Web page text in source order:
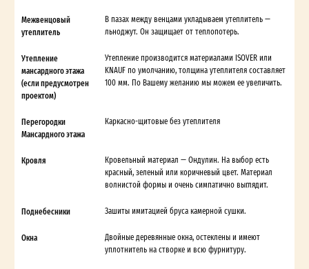
Межвенцовый
утеплитель
В пазах между венцами укладываем утеплитель —
льноджут. Он защищает от теплопотерь.
Утепление
мансардного этажа
(если предусмотрен
проектом)
Утепление производится материалами ISOVER или
KNAUF по умолчанию, толщина утеплителя составляет
100 мм. По Вашему желанию мы можем ее увеличить.
Перегородки
Мансардного этажа
Каркасно-щитовые без утеплителя
Кровля
Кровельный материал — Ондулин. На выбор есть
красный, зеленый или коричневый цвет. Материал
волнистой формы и очень симпатично выглядит.
Поднебесники Зашиты имитацией бруса камерной сушки.
Окна
Двойные деревянные окна, остеклены и имеют
уплотнитель на створке и всю фурнитуру.